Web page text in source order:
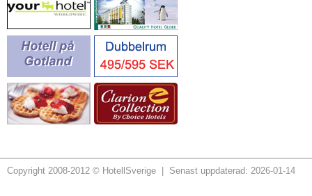
Copyright 2008-2012 © HotellSverige | Senast uppdaterad: 2026-01-14